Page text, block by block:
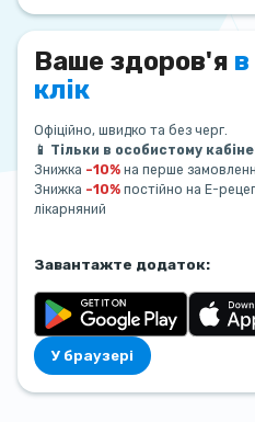
Ваше здоров'я
клік
Офіційно, швидко та без черг.
📱 Тільки в особистому
Знижка –10% на перше
Знижка –10% постійно на Е-
лікарняний
Завантажте додаток:
У браузері